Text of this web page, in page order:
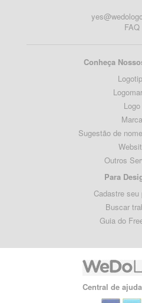
FAQ
Conheça
Logo
Marca
Sugestão de
Outros
Para
Cadastre seu
Buscar
Guia do
Central de